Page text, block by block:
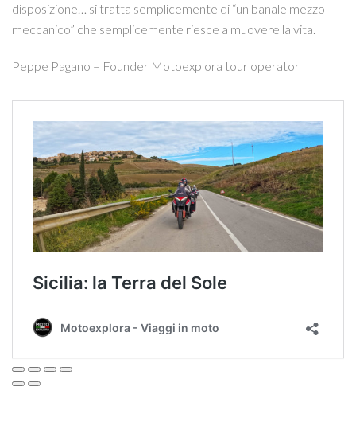
disposizione… si tratta semplicemente di “un banale mezzo
meccanico” che semplicemente riesce a muovere la vita.
Peppe Pagano – Founder Motoexplora tour operator